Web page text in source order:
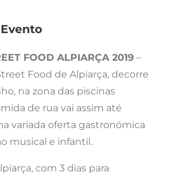
FOOD ALPIARÇA 2019 –
Food de Alpiarça, decorre
na zona das piscinas
de rua vai assim até
variada oferta gastronómica
musical e infantil.
com 3 dias para